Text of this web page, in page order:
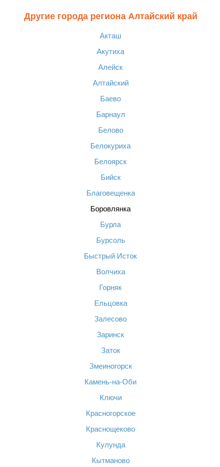
Другие города региона Алтайский край
Акташ
Акутиха
Алейск
Алтайский
Баево
Барнаул
Белово
Белокуриха
Белоярск
Бийск
Благовещенка
Боровлянка
Бурла
Бурсоль
Быстрый Исток
Волчиха
Горняк
Ельцовка
Залесово
Заринск
Заток
Змеиногорск
Камень-на-Оби
Ключи
Красногорское
Краснощеково
Кулунда
Кытманово